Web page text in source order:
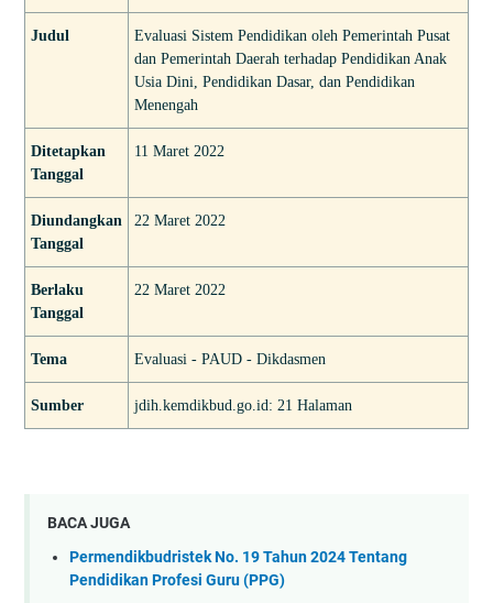
Judul
Evaluasi Sistem Pendidikan oleh Pemerintah Pusat
dan Pemerintah Daerah terhadap Pendidikan Anak
Usia Dini, Pendidikan Dasar, dan Pendidikan
Menengah
Ditetapkan
Tanggal
11 Maret 2022
Diundangkan
Tanggal
22 Maret 2022
Berlaku
Tanggal
22 Maret 2022
Tema Evaluasi - PAUD - Dikdasmen
Sumber jdih.kemdikbud.go.id: 21 Halaman
BACA JUGA
Permendikbudristek No. 19 Tahun 2024 Tentang
Pendidikan Profesi Guru (PPG)